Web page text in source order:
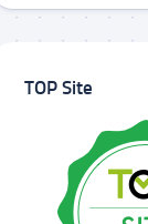
TOP Site